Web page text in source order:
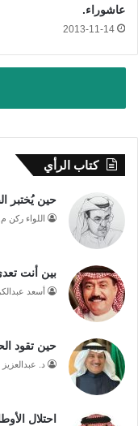
عاشوراء.
2013-11-14
كتاب الرأي
حين يُختبر
اللواء ركن
بين أنت
أسعد
حين تقود
د.
احتلال